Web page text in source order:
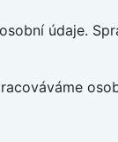
údaje.